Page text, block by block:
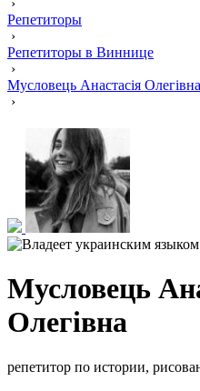
›
Репетиторы
›
Репетиторы в Виннице
›
Мусловець Анастасія Олегівна
›
Мусловець
Олегівна
репетитор по истории,